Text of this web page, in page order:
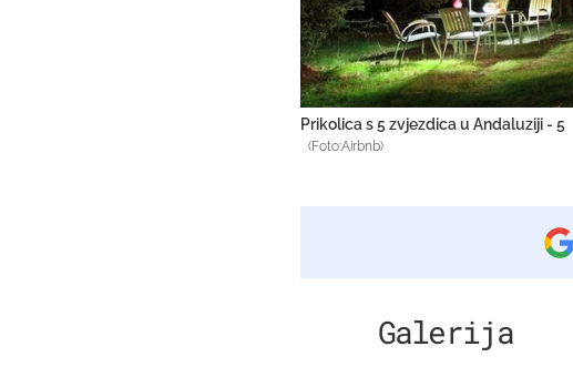
Prikolica s 5 zvjezdica u Andaluziji - 5
(Foto:Airbnb)
Galerija